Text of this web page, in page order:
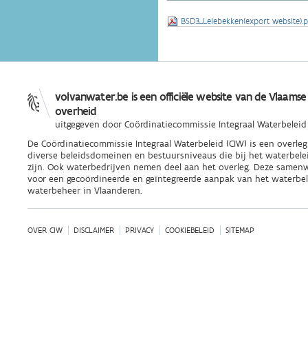
BSD3_Leiebekken(export
volvanwater.be is een officiële website van de Vlaamse
overheid
uitgegeven door Coördinatiecommissie Integraal Waterbeleid
De Coördinatiecommissie Integraal Waterbeleid (CIW) is een
diverse beleidsdomeinen en bestuursniveaus die bij het
zijn. Ook waterbedrijven nemen deel aan het overleg. Deze
voor een gecoördineerde en geïntegreerde aanpak van het
waterbeheer in Vlaanderen.
OVER CIW DISCLAIMER PRIVACY COOKIEBELEID SITEMAP